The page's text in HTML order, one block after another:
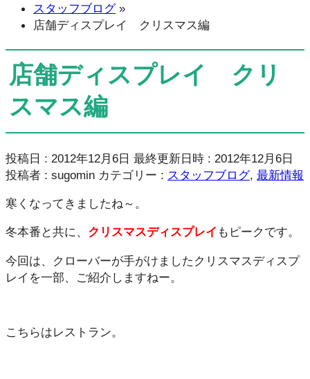
スタッフブログ»
店舗ディスプレイ クリスマス編
店舗ディスプレイ クリ
スマス編
投稿日 : 2012年12月6日 最終更新日時 : 2012年12月6日
投稿者 : sugomin カテゴリー : スタッフブログ, 最新情報
寒くなってきましたね～。
冬本番と共に、 クリスマスディスプレイ もピークです。
今回は、クローバーが手がけましたクリスマスディスプ
レイを一部、ご紹介しますねー。
こちらはレストラン。